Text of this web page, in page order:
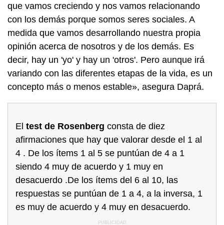
que vamos creciendo y nos vamos relacionando
con los demás porque somos seres sociales. A
medida que vamos desarrollando nuestra propia
opinión acerca de nosotros y de los demás. Es
decir, hay un 'yo' y hay un 'otros'. Pero aunque irá
variando con las diferentes etapas de la vida, es un
concepto más o menos estable», asegura Daprá.
El test de Rosenberg consta de diez
afirmaciones que hay que valorar desde el 1 al
4 . De los ítems 1 al 5 se puntúan de 4 a 1
siendo 4 muy de acuerdo y 1 muy en
desacuerdo .De los ítems del 6 al 10, las
respuestas se puntúan de 1 a 4, a la inversa, 1
es muy de acuerdo y 4 muy en desacuerdo.